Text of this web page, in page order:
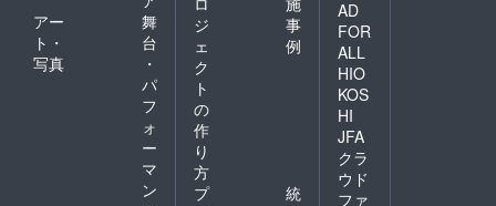
アー
ト・
写真
舞
台
・
パ
フ
ォ
ー
マ
ン
ジ
ェ
ク
ト
の
作
り
方
事
例
プ
統
AD
FOR
ALL
HIO
KOS
HI
JFA
クラ
ウド
ファ